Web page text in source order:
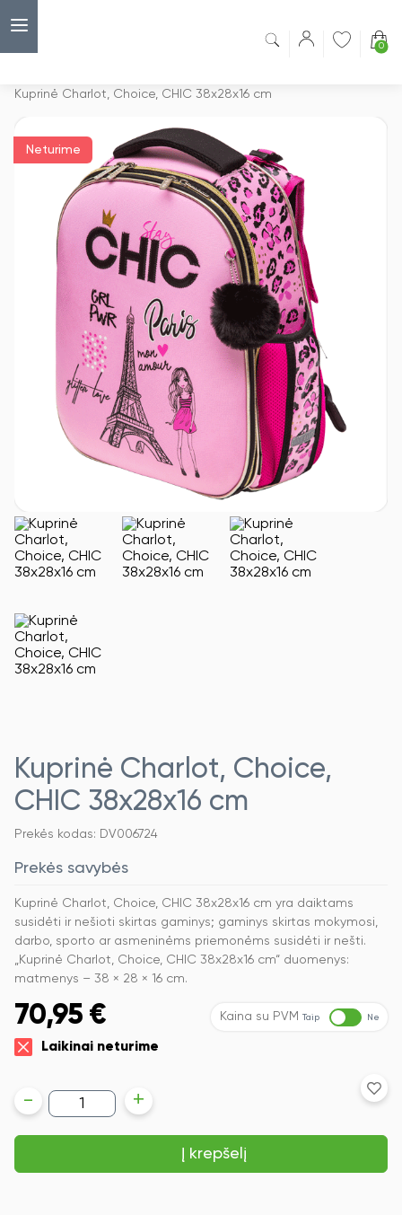
0
Kuprinė Charlot, Choice, CHIC 38x28x16 cm
Neturime
Kuprinė Charlot, Choice,
CHIC 38x28x16 cm
Prekės kodas: DV006724
Prekės savybės
Kuprinė Charlot, Choice, CHIC 38x28x16 cm yra daiktams
susidėti ir nešioti skirtas gaminys; gaminys skirtas mokymosi,
darbo, sporto ar asmeninėms priemonėms susidėti ir nešti.
„Kuprinė Charlot, Choice, CHIC 38x28x16 cm“ duomenys:
matmenys – 38 × 28 × 16 cm.
70,95 € Kaina su PVM Taip Ne
Laikinai neturime
produkto
kiekis:
Kuprinė
Charlot,
CHIC
- +
Į krepšelį